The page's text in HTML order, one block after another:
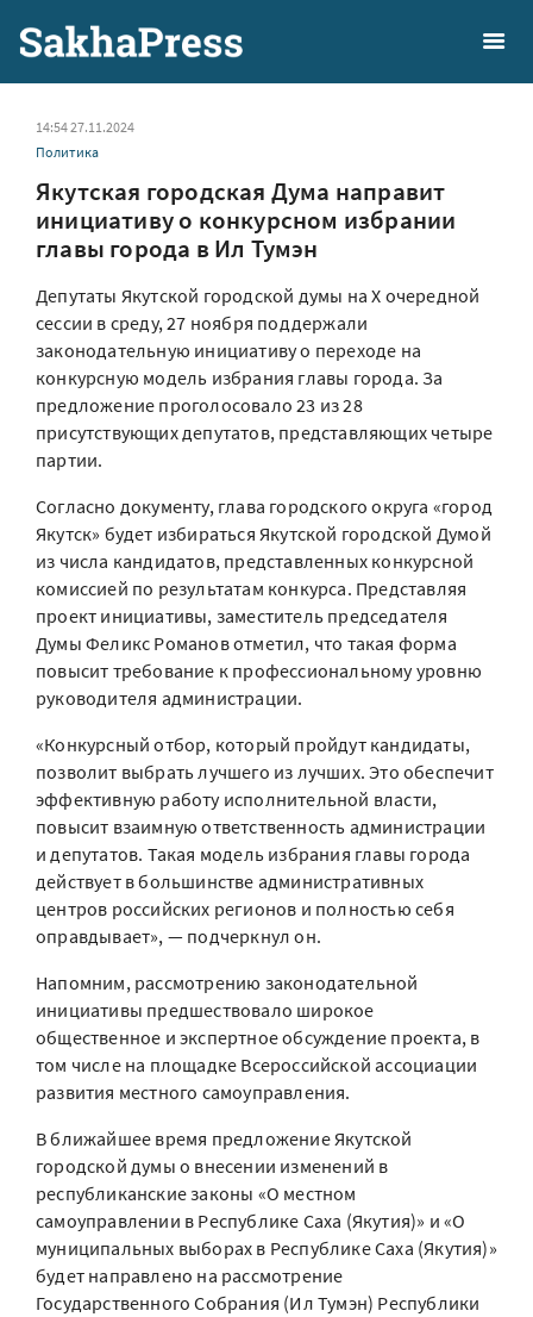
14:54 27.11.2024
Политика
Якутская городская Дума направит
инициативу о конкурсном избрании
главы города в Ил Тумэн
Депутаты Якутской городской думы на X очередной
сессии в среду, 27 ноября поддержали
законодательную инициативу о переходе на
конкурсную модель избрания главы города. За
предложение проголосовало 23 из 28
присутствующих депутатов, представляющих четыре
партии.
Согласно документу, глава городского округа «город
Якутск» будет избираться Якутской городской Думой
из числа кандидатов, представленных конкурсной
комиссией по результатам конкурса. Представляя
проект инициативы, заместитель председателя
Думы Феликс Романов отметил, что такая форма
повысит требование к профессиональному уровню
руководителя администрации.
«Конкурсный отбор, который пройдут кандидаты,
позволит выбрать лучшего из лучших. Это обеспечит
эффективную работу исполнительной власти,
повысит взаимную ответственность администрации
и депутатов. Такая модель избрания главы города
действует в большинстве административных
центров российских регионов и полностью себя
оправдывает», — подчеркнул он.
Напомним, рассмотрению законодательной
инициативы предшествовало широкое
общественное и экспертное обсуждение проекта, в
том числе на площадке Всероссийской ассоциации
развития местного самоуправления.
В ближайшее время предложение Якутской
городской думы о внесении изменений в
республиканские законы «О местном
самоуправлении в Республике Саха (Якутия)» и «О
муниципальных выборах в Республике Саха (Якутия)»
будет направлено на рассмотрение
Государственного Собрания (Ил Тумэн) Республики